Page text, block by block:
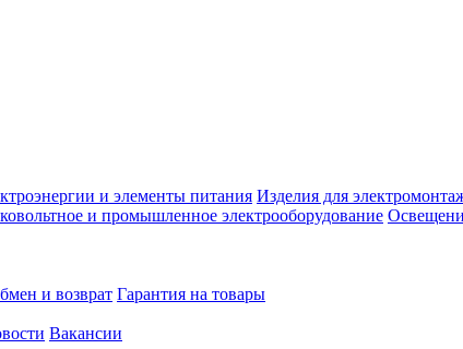
и элементы питания Изделия для
и промышленное электрооборудование
и возврат Гарантия на товары
Вакансии